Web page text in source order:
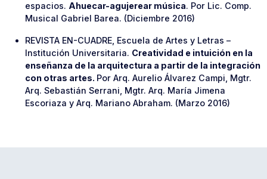
espacios. Ahuecar-agujerear música. Por Lic. Comp.
Musical Gabriel Barea. (Diciembre 2016)
REVISTA EN-CUADRE, Escuela de Artes y Letras –
Institución Universitaria. Creatividad e intuición en la
enseñanza de la arquitectura a partir de la integración
con otras artes. Por Arq. Aurelio Álvarez Campi, Mgtr.
Arq. Sebastián Serrani, Mgtr. Arq. María Jimena
Escoriaza y Arq. Mariano Abraham. (Marzo 2016)